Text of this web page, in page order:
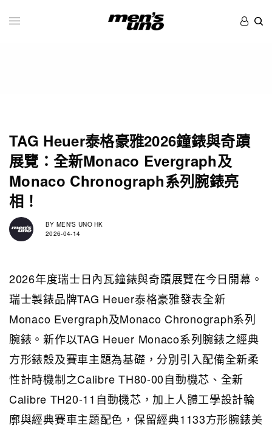
TAG Heuer泰格豪雅2026鐘錶與奇蹟
展覽：全新Monaco Evergraph及
Monaco Chronograph系列腕錶亮
相！
BY MEN'S UNO HK
2026-04-14
2026年度瑞士日內瓦鐘錶與奇蹟展覽在今日開幕。
瑞士製錶品牌TAG Heuer泰格豪雅發表全新
Monaco Evergraph及Monaco Chronograph系列
腕錶。新作以TAG Heuer Monaco系列腕錶之經典
方形錶殼及賽車主題為基礎，分別引入配備全新柔
性計時機制之Calibre TH80-00自動機芯、全新
Calibre TH20-11自動機芯，加上人體工學設計輪
廓與經典賽車主題配色，保留經典1133方形腕錶美